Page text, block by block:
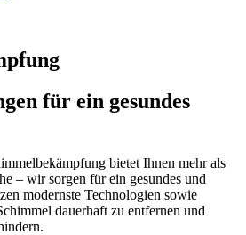
für ein gesundes
bietet Ihnen mehr als
– wir sorgen für ein gesundes und
modernste Technologien sowie
dauerhaft zu entfernen und